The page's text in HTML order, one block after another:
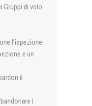
Gruppi di volo
l’ispezione
e un
il
i